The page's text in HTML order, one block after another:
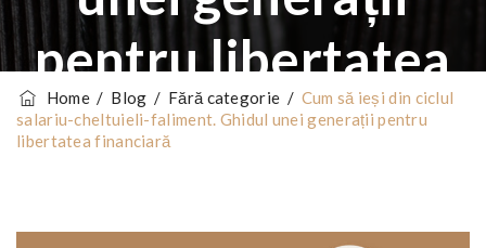
pentru libertatea
financiară
Home/ Blog / Fără categorie / Cum să ieși din ciclul
salariu-cheltuieli-faliment. Ghidul unei generații pentru
libertatea financiară